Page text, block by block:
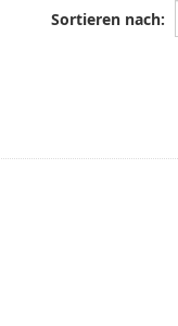
Sortieren nach